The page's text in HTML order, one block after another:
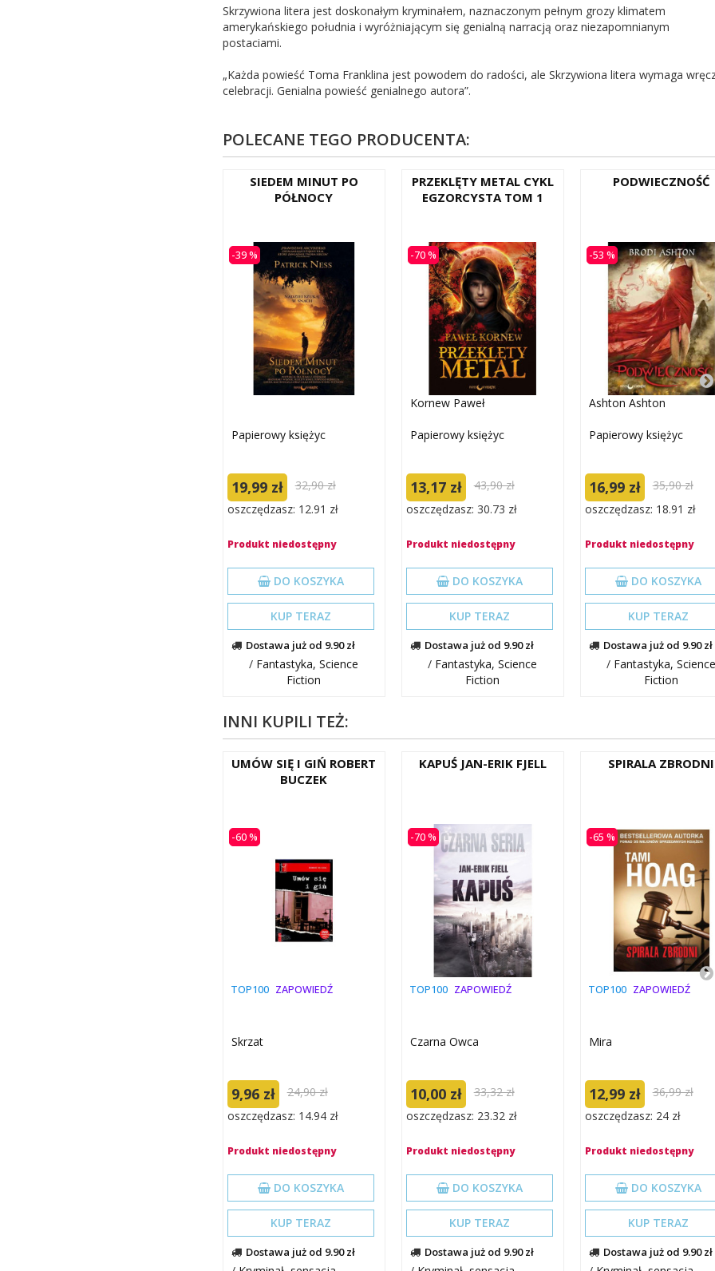
Skrzywiona litera jest doskonałym kryminałem, naznaczonym pełnym grozy klimatem
amerykańskiego południa i wyróżniającym się genialną narracją oraz niezapomnianym
postaciami.
„Każda powieść Toma Franklina jest powodem do radości, ale Skrzywiona litera wymaga
celebracji. Genialna powieść genialnego autora”.
POLECANE TEGO PRODUCENTA:
SIEDEM MINUT PO
PÓŁNOCY
-39 %
Papierowy księżyc
19,99 zł
32,90 zł
oszczędzasz: 12.91 zł
Produkt niedostępny
DO KOSZYKA
KUP TERAZ
Dostawa już od 9.90 zł
/ Fantastyka, Science
Fiction
PRZEKLĘTY METAL CYKL
EGZORCYSTA TOM 1
-70 %
Kornew Paweł
Papierowy księżyc
13,17 zł
43,90 zł
oszczędzasz: 30.73 zł
Produkt niedostępny
DO KOSZYKA
KUP TERAZ
Dostawa już od 9.90 zł
/ Fantastyka, Science
Fiction
PODWIECZNOŚĆ
-53 %
Ashton Ashton
Papierowy księżyc
16,99 zł
35,90 zł
oszczędzasz: 18.91 zł
Produkt niedostępny
DO KOSZYKA
KUP TERAZ
Dostawa już od 9.90 zł
/ Fantastyka, Science
Fiction
INNI KUPILI TEŻ:
UMÓW SIĘ I GIŃ ROBERT
BUCZEK
-60 %
TOP100 ZAPOWIEDŹ
Skrzat
9,96 zł
24,90 zł
oszczędzasz: 14.94 zł
Produkt niedostępny
DO KOSZYKA
KUP TERAZ
Dostawa już od 9.90 zł
KAPUŚ JAN-ERIK FJELL
-70 %
TOP100 ZAPOWIEDŹ
Czarna Owca
10,00 zł
33,32 zł
oszczędzasz: 23.32 zł
Produkt niedostępny
DO KOSZYKA
KUP TERAZ
Dostawa już od 9.90 zł
SPIRALA ZBRODNI
-65 %
TOP100 ZAPOWIEDŹ
Mira
12,99 zł
36,99 zł
oszczędzasz: 24 zł
Produkt niedostępny
DO KOSZYKA
KUP TERAZ
Dostawa już od 9.90 zł